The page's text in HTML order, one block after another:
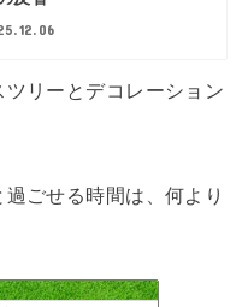
リーとデコレーション
ごせる時間は、何より